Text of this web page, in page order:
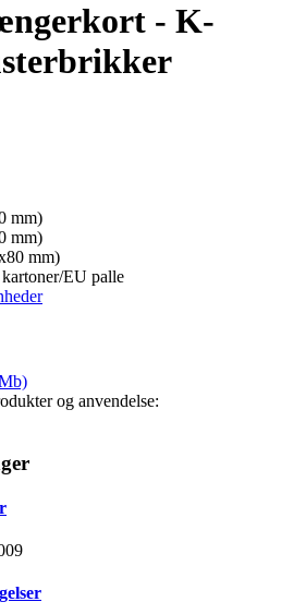
- K-
mm)
mm)
mm)
EU palle
og anvendelse: